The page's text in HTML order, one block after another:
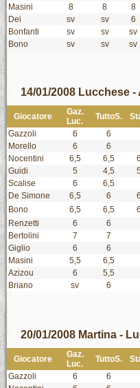
Masini
8 8 8
Dei
sv sv 6
Bonfanti
sv sv sv
Bono
sv sv sv
14/01/2008 Lucchese -
Giocatore
Gaz.
Luc.
TuttoS.
Gazzoli
6 6
Morello
6 6
Nocentini
6,5 6,5
Guidi
5 4,5
Scalise
6 6,5
De Simone
6,5 6
Bono
6,5 6,5
Renzetti
6 6
Bertolini
7 7
Giglio
6 6
Masini
5,5 6,5
Azizou
6 5,5
Briano
sv 6
20/01/2008 Martina -
Giocatore
Gaz.
Luc.
TuttoS.
Gazzoli
6 6